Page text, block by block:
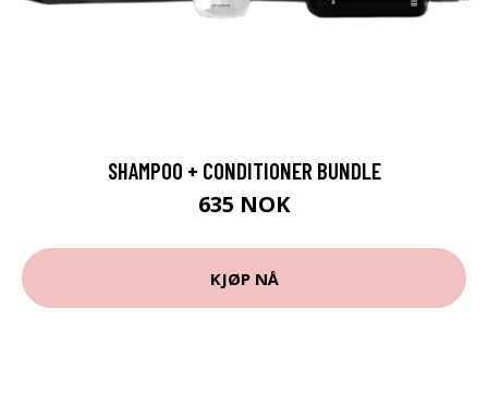
SHAMPOO + CONDITIONER BUNDLE
635 NOK
KJØP NÅ